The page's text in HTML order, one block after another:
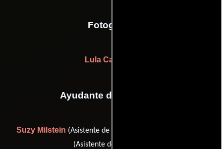
Fotografia
Lula Carvalho
Ayudante de dirección
Suzy Milstein (Asistente de dirección) y
(Asistente de dirección)